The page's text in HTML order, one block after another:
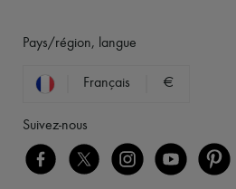
Pays/région, langue
Français €
Suivez-nous